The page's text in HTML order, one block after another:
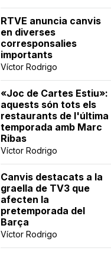
RTVE anuncia canvis
en diverses
corresponsalies
importants
Víctor Rodrigo
«Joc de Cartes Estiu»:
aquests són tots els
restaurants de l'última
temporada amb Marc
Ribas
Víctor Rodrigo
Canvis destacats a la
graella de TV3 que
afecten la
pretemporada del
Barça
Víctor Rodrigo